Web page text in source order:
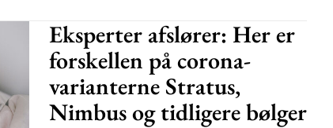
Eksperter afslører: Her er
forskellen på corona-
varianterne Stratus,
Nimbus og tidligere bølger